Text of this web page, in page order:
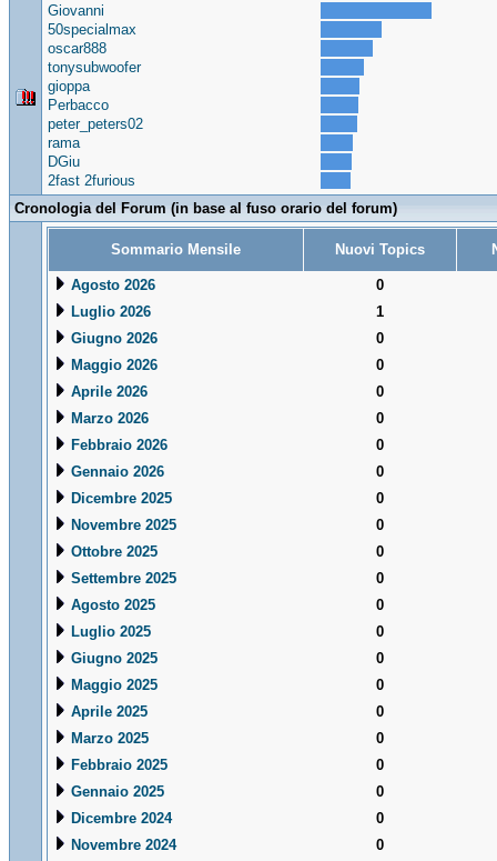
Giovanni
50specialmax
oscar888
tonysubwoofer
gioppa
Perbacco
peter_peters02
rama
DGiu
2fast 2furious
Cronologia del Forum (in base al fuso orario del forum)
Sommario Mensile Nuovi Topics
Agosto 2026
0
Luglio 2026
1
Giugno 2026
0
Maggio 2026
0
Aprile 2026
0
Marzo 2026
0
Febbraio 2026
0
Gennaio 2026
0
Dicembre 2025
0
Novembre 2025
0
Ottobre 2025
0
Settembre 2025
0
Agosto 2025
0
Luglio 2025
0
Giugno 2025
0
Maggio 2025
0
Aprile 2025
0
Marzo 2025
0
Febbraio 2025
0
Gennaio 2025
0
Dicembre 2024
0
Novembre 2024
0